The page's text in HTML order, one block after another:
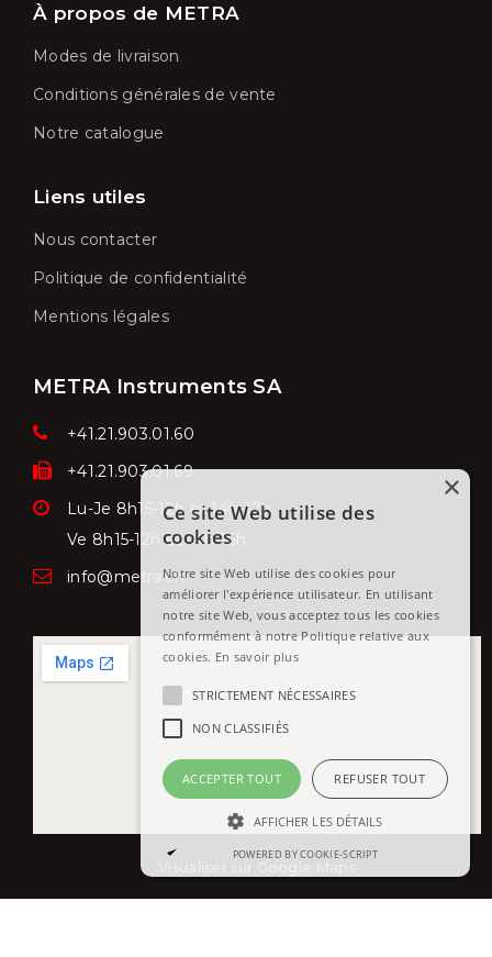
À propos de METRA
Modes de livraison
Conditions générales de vente
Notre catalogue
Liens utiles
Nous contacter
Politique de confidentialité
Mentions légales
METRA Instruments SA
+41.21.903.01.60
+41.21.903.01.69
Lu-Je 8h15-12h et 14h-17h
Ve 8h15-12h et 14h-16h
info@metra.ch
Visualiser sur Google Maps
×
Ce site Web utilise des
cookies
Notre site Web utilise des cookies pour
améliorer l'expérience utilisateur. En utilisant
notre site Web, vous acceptez tous les cookies
conformément à notre Politique relative aux
cookies. En savoir plus
STRICTEMENT NÉCESSAIRES
NON CLASSIFIÉS
ACCEPTER TOUT REFUSER TOUT
AFFICHER LES DÉTAILS
POWERED BY COOKIE-SCRIPT